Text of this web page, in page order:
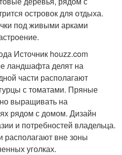
островок для отдыха.
под живыми арками
Источник houzz.com
ландшафта делят на
части располагают
с томатами. Пряные
выращивать на
рядом с домом. Дизайн
и потребностей владельца.
располагают вне зоны
уголках.